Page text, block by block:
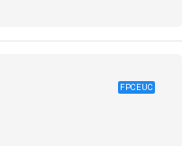
FPCEUC